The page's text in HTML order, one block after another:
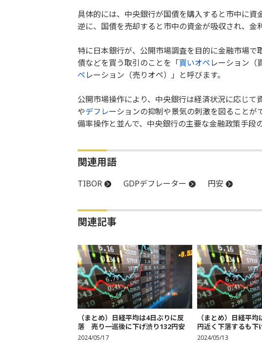
具体的には、中央銀行が国債を購入すると市中に資
逆に、国債を売却すると市中の資金が吸収され、金
特に日本銀行が、公開市場調査を目的に金融市場
債などを買う取引のことを「買いオペレーション（
ペレーション（売りオペ）」と呼びます。
公開市場操作により、中央銀行は経済状況に応じて
やデフレーションの抑制や景気の刺激を図ることが
備率操作と並んで、中央銀行の主要な金融政策手段
関連用語
TIBOR GDPデフレーター 円安
関連記事
（まとめ）日経平均は4日ぶりに反
落 売り一巡後に下げ渋り132円安
2024/05/17
（まとめ）日経平
円近く下落するも下
2024/05/13